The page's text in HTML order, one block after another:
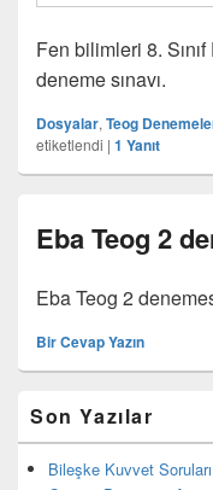
Fen bilimleri 8.
deneme sınavı.
Dosyalar, Teog
etiketlendi | 1 Yanıt
Eba Teog 2
Eba Teog 2
Bir Cevap Yazın
yan
bar
eklenti
Son Yazılar
Bileşke Kuvvet Soruları